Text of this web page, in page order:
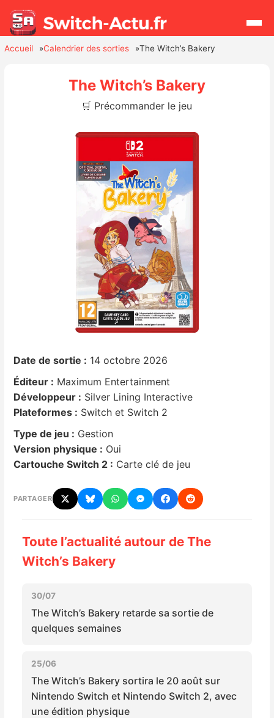
Hardware
Chiffres de ventes
Nintendo Direct
Tests et previews
Tests de jeux
Tests d’accessoires
Autres tests
Previews
Précommandes
Sorties de jeux
Bons plans
Guides
Accueil Calendrier des sorties The Witch’s Bakery
The Witch’s Bakery
🛒 Précommander le jeu
Date de sortie : 14 octobre 2026
Éditeur : Maximum Entertainment
Développeur : Silver Lining Interactive
Plateformes : Switch et Switch 2
Type de jeu : Gestion
Version physique : Oui
Cartouche Switch 2 : Carte clé de jeu
PARTAGER
Toute l’actualité autour de The
Witch’s Bakery
30/07
The Witch’s Bakery retarde sa sortie de
quelques semaines
25/06
The Witch’s Bakery sortira le 20 août sur
Nintendo Switch et Nintendo Switch 2, avec
une édition physique